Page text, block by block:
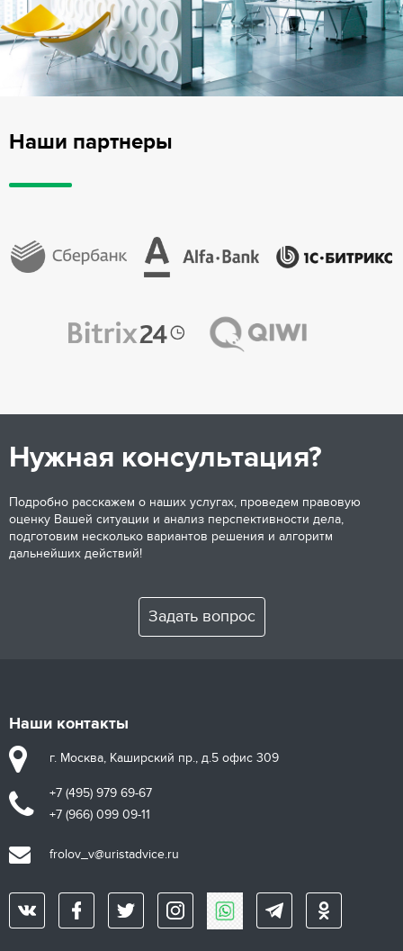
Наши партнеры
Нужная консультация?
Подробно расскажем о наших услугах, проведем правовую
оценку Вашей ситуации и анализ перспективности дела,
подготовим несколько вариантов решения и алгоритм
дальнейших действий!
Задать вопрос
Наши контакты
г. Москва, Каширский пр., д.5 офис 309
+7 (495) 979 69-67
+7 (966) 099 09-11
frolov_v@uristadvice.ru